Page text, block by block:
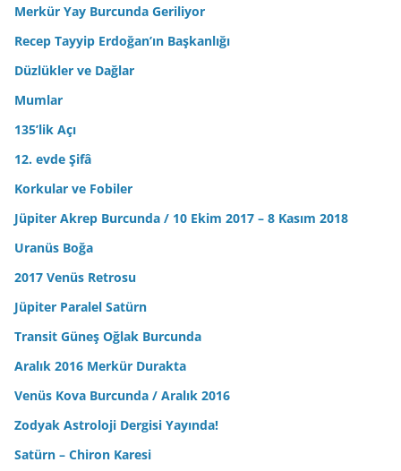
Merkür Yay Burcunda Geriliyor
Recep Tayyip Erdoğan’ın Başkanlığı
Düzlükler ve Dağlar
Mumlar
135’lik Açı
12. evde Şifâ
Korkular ve Fobiler
Jüpiter Akrep Burcunda / 10 Ekim 2017 – 8 Kasım 2018
Uranüs Boğa
2017 Venüs Retrosu
Jüpiter Paralel Satürn
Transit Güneş Oğlak Burcunda
Aralık 2016 Merkür Durakta
Venüs Kova Burcunda / Aralık 2016
Zodyak Astroloji Dergisi Yayında!
Satürn – Chiron Karesi